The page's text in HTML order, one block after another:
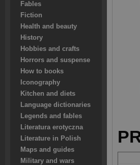
Fables
Fiction
Health and beauty
History
Hobbies and crafts
Horrors and suspense
How to books
Iconography
Kitchen and diets
Language dictionaries
Legends and fables
Literatura erotyczna
Literature in Polish
Maps and guides
Military and wars